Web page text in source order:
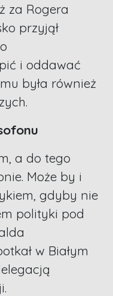
za Rogera
przyjął
i oddawać
była również
a do tego
Może by i
gdyby nie
polityki pod
w Białym